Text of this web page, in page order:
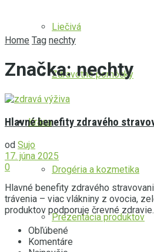
Liečivá
Zdravotné pomôcky
Krása
Drogéria a kozmetika
Prezentácia produktov
Home Tag nechty
Značka:nechty
Hlavné benefity zdravého
od Sujo
17. júna 2025
0
Hlavné benefity zdravého
trávenia – viac vlákniny z ovocia,
produktov podporuje črevné
Obľúbené
Komentáre